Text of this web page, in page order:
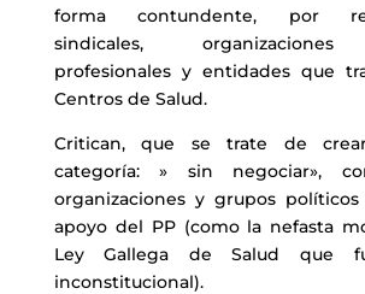
forma contundente, por
sindicales, organizaciones
profesionales y entidades que
Centros de Salud.
Critican, que se trate de
categoría: » sin negociar»,
organizaciones y grupos
apoyo del PP (como la nefasta
Ley Gallega de Salud que
inconstitucional).